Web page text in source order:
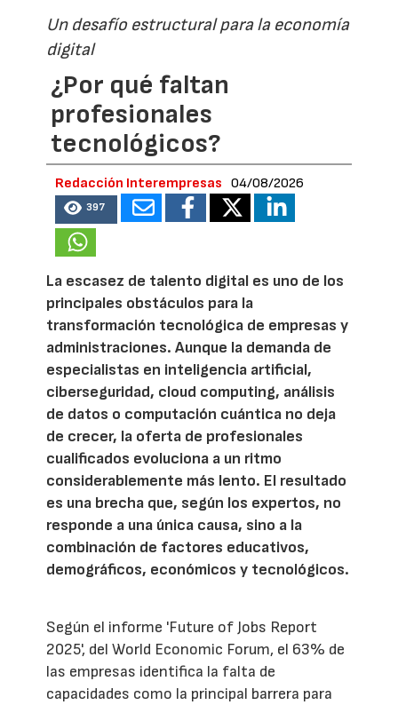
Un desafío estructural para la economía
digital
¿Por qué faltan
profesionales
tecnológicos?
Redacción Interempresas 04/08/2026
397
La escasez de talento digital es uno de los
principales obstáculos para la
transformación tecnológica de empresas y
administraciones. Aunque la demanda de
especialistas en inteligencia artificial,
ciberseguridad, cloud computing, análisis
de datos o computación cuántica no deja
de crecer, la oferta de profesionales
cualificados evoluciona a un ritmo
considerablemente más lento. El resultado
es una brecha que, según los expertos, no
responde a una única causa, sino a la
combinación de factores educativos,
demográficos, económicos y tecnológicos.
Según el informe 'Future of Jobs Report
2025', del World Economic Forum, el 63% de
las empresas identifica la falta de
capacidades como la principal barrera para